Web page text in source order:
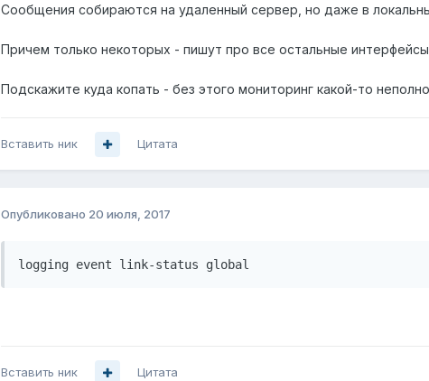
Сообщения собираются на удаленный сервер, но даже в
Причем только некоторых - пишут про все остальные
Подскажите куда копать - без этого мониторинг какой-то
Вставить ник Цитата
Опубликовано 20 июля, 2017
Вставить ник Цитата